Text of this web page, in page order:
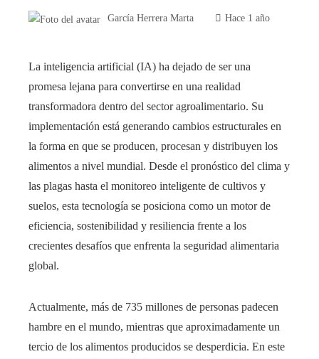
García Herrera Marta Hace 1 año
La inteligencia artificial (IA) ha dejado de ser una
promesa lejana para convertirse en una realidad
transformadora dentro del sector agroalimentario. Su
implementación está generando cambios estructurales en
la forma en que se producen, procesan y distribuyen los
alimentos a nivel mundial. Desde el pronóstico del clima y
las plagas hasta el monitoreo inteligente de cultivos y
suelos, esta tecnología se posiciona como un motor de
eficiencia, sostenibilidad y resiliencia frente a los
crecientes desafíos que enfrenta la seguridad alimentaria
global.
Actualmente, más de 735 millones de personas padecen
hambre en el mundo, mientras que aproximadamente un
tercio de los alimentos producidos se desperdicia. En este